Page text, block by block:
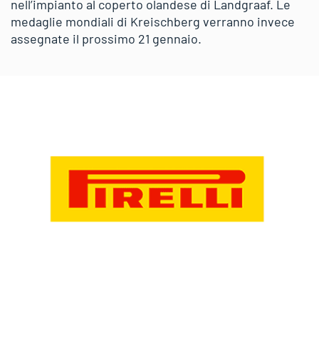
nell’impianto al coperto olandese di Landgraaf. Le
medaglie mondiali di Kreischberg verranno invece
assegnate il prossimo 21 gennaio.